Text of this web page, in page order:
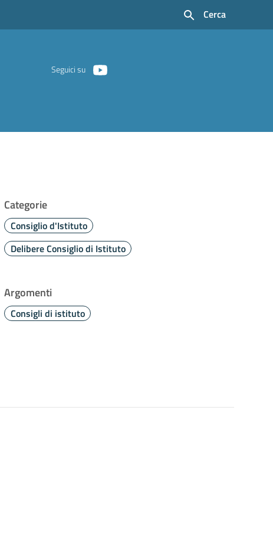
Cerca
Seguici su
Categorie
Consiglio d'Istituto
Delibere Consiglio di Istituto
Argomenti
Consigli di istituto